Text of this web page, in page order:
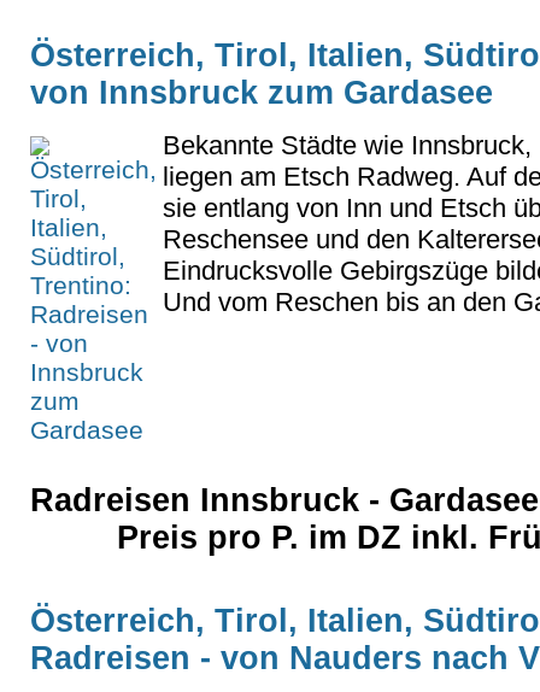
Österreich, Tirol, Italien,
von Innsbruck zum Gardasee
Bekannte Städte wie Innsbruck,
liegen am Etsch Radweg. Auf
sie entlang von Inn und Etsch
Reschensee und den
Eindrucksvolle Gebirgszüge
Und vom Reschen bis an den
Radreisen Innsbruck -
Preis pro P. im DZ inkl.
Österreich, Tirol, Italien,
Radreisen - von Nauders nach